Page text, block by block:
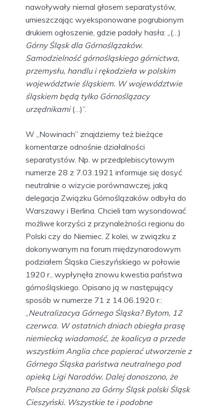
nawoływały niemal głosem separatystów,
umieszczając wyeksponowane pogrubionym
drukiem ogłoszenie, gdzie padały hasła: „(…)
Górny Śląsk dla Górnoślązaków.
Samodzielność górnośląskiego górnictwa,
przemysłu, handlu i rękodzieła w polskim
województwie śląskiem. W województwie
śląskiem będą tylko Górnoślązacy
urzędnikami(…)”.
W „Nowinach” znajdziemy też bieżące
komentarze odnośnie działalności
separatystów. Np. w przedplebiscytowym
numerze 28 z 7.03.1921 informuje się dosyć
neutralnie o wizycie porównawczej, jaką
delegacja Związku Górnoślązaków odbyła do
Warszawy i Berlina. Chcieli tam wysondować
możliwe korzyści z przynależności regionu do
Polski czy do Niemiec. Z kolei, w związku z
dokonywanym na forum międzynarodowym
podziałem Śląska Cieszyńskiego w połowie
1920 r., wypłynęła znowu kwestia państwa
górnośląskiego. Opisano ją w następujący
sposób w numerze 71 z 14.06.1920 r.:
„Neutralizacya Górnego Śląska? Bytom, 12
czerwca. W ostatnich dniach obiegła prasę
niemiecką wiadomość, że koalicya a przede
wszystkim Anglia chce popierać utworzenie z
Górnego Śląska państwa neutralnego pod
opieką Ligi Narodów. Dalej donoszono, że
Polsce przyznano za Górny Śląsk polski Śląsk
Cieszyński. Wszystkie te i podobne